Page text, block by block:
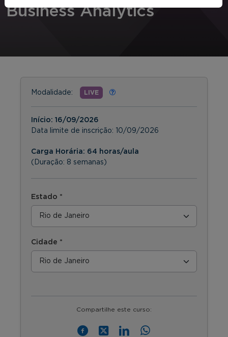
Business Analytics
Modalidade: LIVE
Início: 16/09/2026
Data limite de inscrição: 10/09/2026
Carga Horária: 64 horas/aula
(Duração: 8 semanas)
Estado *
Cidade *
Compartilhe este curso: